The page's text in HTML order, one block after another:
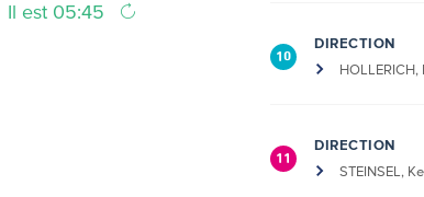
Il est 05:45
10
DIRECTION
HOLLERICH,
11
DIRECTION
STEINSEL,